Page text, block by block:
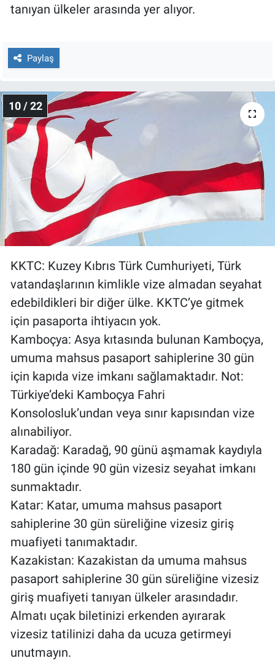
tanıyan ülkeler arasında yer alıyor.
Paylaş
10 / 22
KKTC: Kuzey Kıbrıs Türk Cumhuriyeti, Türk
vatandaşlarının kimlikle vize almadan seyahat
edebildikleri bir diğer ülke. KKTC’ye gitmek
için pasaporta ihtiyacın yok.
Kamboçya: Asya kıtasında bulunan Kamboçya,
umuma mahsus pasaport sahiplerine 30 gün
için kapıda vize imkanı sağlamaktadır. Not:
Türkiye’deki Kamboçya Fahri
Konsolosluk’undan veya sınır kapısından vize
alınabiliyor.
Karadağ: Karadağ, 90 günü aşmamak kaydıyla
180 gün içinde 90 gün vizesiz seyahat imkanı
sunmaktadır.
Katar: Katar, umuma mahsus pasaport
sahiplerine 30 gün süreliğine vizesiz giriş
muafiyeti tanımaktadır.
Kazakistan: Kazakistan da umuma mahsus
pasaport sahiplerine 30 gün süreliğine vizesiz
giriş muafiyeti tanıyan ülkeler arasındadır.
Almatı uçak biletinizi erkenden ayırarak
vizesiz tatilinizi daha da ucuza getirmeyi
unutmayın.